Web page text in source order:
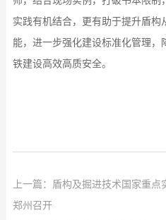
实践有机结合，更有助于提升盾构
能，进一步强化建设标准化管理
铁建设高效高质安全。
上一篇： 盾构及掘进技术国家重点
郑州召开